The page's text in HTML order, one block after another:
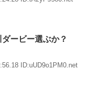
ービー選ぶか？
ID:uUD9o1PM0.net